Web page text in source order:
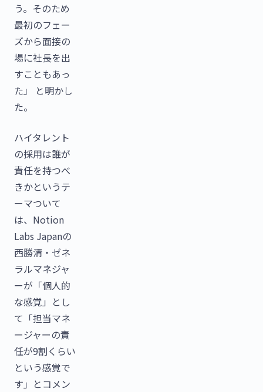
う。そのため
最初のフェー
ズから面接の
場に社長を出
すこともあっ
た」 と明かし
た。
ハイタレント
の採用は誰が
責任を持つべ
きかというテ
ーマついて
は、Notion
Labs Japanの
西勝清・ゼネ
ラルマネジャ
ーが「個人的
な感覚」とし
て「担当マネ
ージャーの責
任が9割くらい
という感覚で
す」とコメン